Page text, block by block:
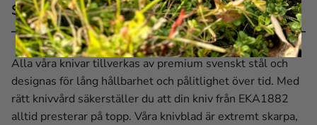
Skötselråd för EKA® Classic 8 Titanium-Coated
Alla våra knivar tillverkas av premium svenskt stål och
designas för lång hållbarhet och pålitlighet över tid. Med
rätt knivvård säkerställer du att din kniv från EKA1882
alltid presterar på topp. Våra knivblad är extremt skarpa,